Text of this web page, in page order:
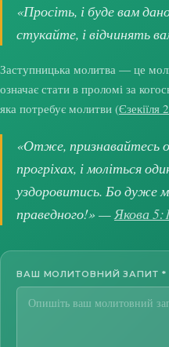
«Просіть, і буде вам
стукайте, і відчинять
Заступницька молитва — це
означає стати в проломі за
яка потребує молитви (Єзекіїля
«Отже, признавайтесь
прогріхах, і моліться
уздоровитись. Бо дуже
праведного!» — Якова
ВАШ МОЛИТОВНИЙ ЗАПИТ *